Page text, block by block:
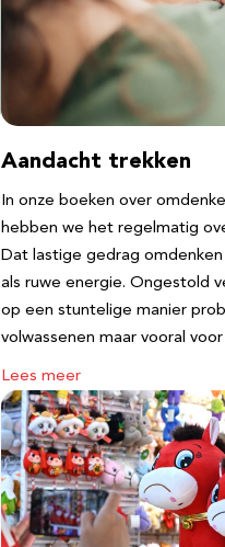
Aandacht trekken
In onze boeken over
hebben we het regelmatig
Dat lastige gedrag
als ruwe energie. Ongestold
op een stuntelige manier
volwassenen maar vooral
Lees meer